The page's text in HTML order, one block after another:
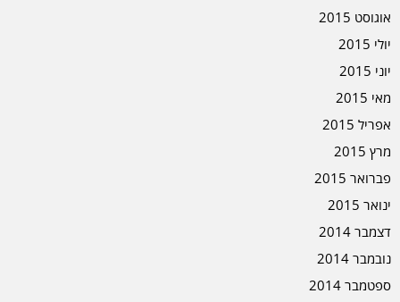
אוגוסט 2015
יולי 2015
יוני 2015
מאי 2015
אפריל 2015
מרץ 2015
פברואר 2015
ינואר 2015
דצמבר 2014
נובמבר 2014
ספטמבר 2014